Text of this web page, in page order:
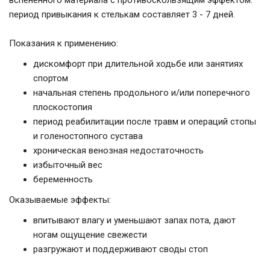
период привыкания к стелькам составляет 3 - 7 дней.
Показания к применению:
дискомфорт при длительной ходьбе или занятиях
спортом
начальная степень продольного и/или поперечного
плоскостопия
период реабилитации после травм и операций стопы
и голеностопного сустава
хроническая венозная недостаточность
избыточный вес
беременность
Оказываемые эффекты:
впитывают влагу и уменьшают запах пота, дают
ногам ощущение свежести
разгружают и поддерживают своды стоп